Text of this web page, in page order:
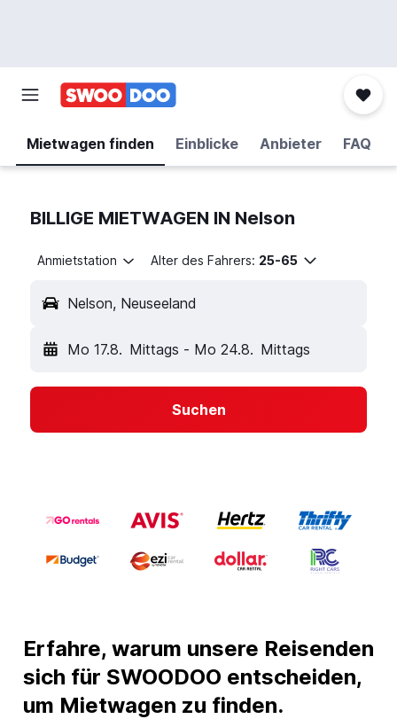
Mietwagen finden Einblicke Anbieter FAQ
BILLIGE MIETWAGEN IN Nelson
Anmietstation Alter des Fahrers: 25-65
Nelson, Neuseeland
Mo 17.8. Mittags - Mo 24.8. Mittags
Suchen
Erfahre, warum unsere Reisenden
sich für SWOODOO entscheiden,
um Mietwagen zu finden.